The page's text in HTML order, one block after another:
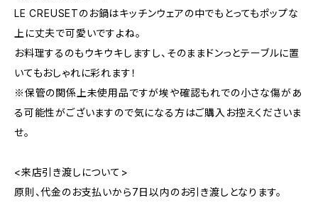
LE CREUSETのお鍋はキッチンウェアの中でもとってもポップな
上に丈夫で可愛いですよね。
お料理するのもウキウキしますし、そのままドンっとテーブルに置
いてもおしゃれに彩れます！
※保管の関係上未使用品ですが埃や確認もれでの小さな傷があ
る可能性がございますので気になる方はご購入お控えくださいま
せ。
<来店引き渡しについて>
原則、代金のお支払いから7日以内のお引き渡しとなります。